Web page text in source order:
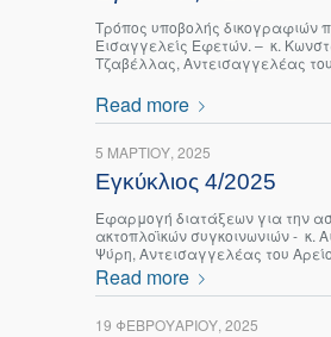
Τρόπος υποβολής δικογραφιών
Εισαγγελείς Εφετών. – κ.
Τζαβέλλας, Αντεισαγγελέας
Read more
5 ΜΑΡΤΊΟΥ, 2025
Εγκύκλιος 4/2025
Εφαρμογή διατάξεων για την
ακτοπλοϊκών συγκοινωνιών - κ.
Ψύρη, Αντεισαγγελέας του
Read more
19 ΦΕΒΡΟΥΑΡΊΟΥ, 2025